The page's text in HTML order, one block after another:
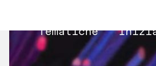
Main
navigation
Tematiche